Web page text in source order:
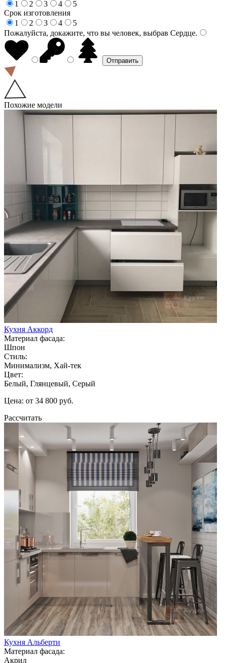
1
2 3 4
5
Срок изготовления
1
2 3 4
5
Пожалуйста, докажите, что вы человек, выбрав Сердце.
Похожие модели
Кухня Аккорд
Материал фасада:
Шпон
Стиль:
Минимализм, Хай-тек
Цвет:
Белый, Глянцевый, Серый
Цена: от 34 800 руб.
Рассчитать
Кухня Альберти
Материал фасада:
Акрил